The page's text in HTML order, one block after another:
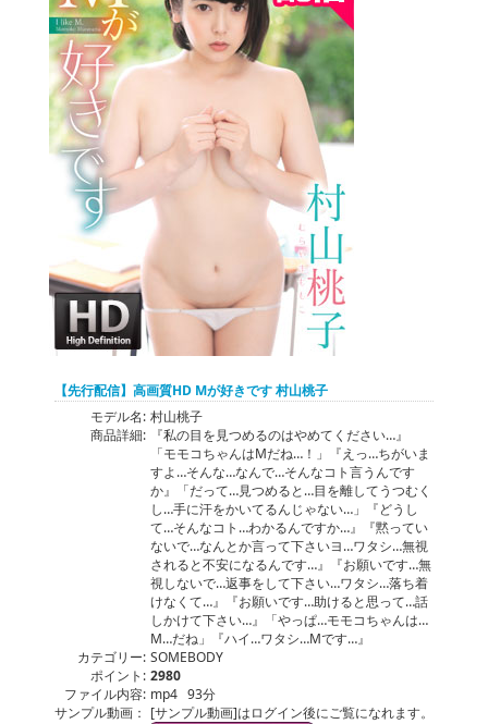
【先行配信】高画質HD Mが好きです 村山桃子
モデル名: 村山桃子
商品詳細:
『私の目を見つめるのはやめてください…』
「モモコちゃんはMだね…！」『えっ…ちがいま
すよ…そんな…なんで…そんなコト言うんです
か』「だって…見つめると…目を離してうつむく
し…手に汗をかいてるんじゃない…」『どうし
て…そんなコト…わかるんですか…』『黙ってい
ないで…なんとか言って下さいヨ…ワタシ…無視
されると不安になるんです…』『お願いです…無
視しないで…返事をして下さい…ワタシ…落ち着
けなくて…』『お願いです…助けると思って…話
しかけて下さい…』「やっぱ…モモコちゃんは…
M…だね」『ハイ…ワタシ…Mです…』
カテゴリー: SOMEBODY
ポイント: 2980
ファイル内容: mp4 93分
サンプル動画： [サンプル動画]はログイン後にご覧になれます。